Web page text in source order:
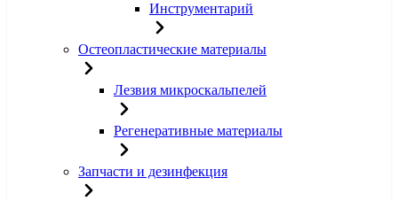
Инструментарий
Остеопластические материалы
Лезвия микроскальпелей
Регенеративные материалы
Запчасти и дезинфекция